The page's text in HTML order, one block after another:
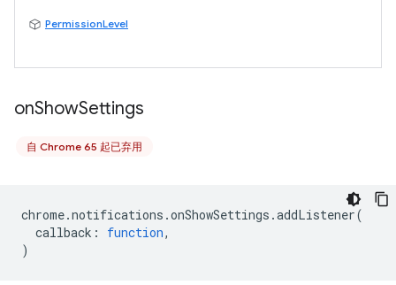
PermissionLevel
onShowSettings
自 Chrome 65 起已弃用
chrome.notifications .onShowSettings .addListener(
callback : function,
)